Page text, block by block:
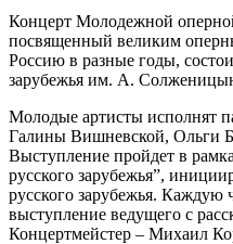
Концерт Молодежной
посвященный великим
Россию в разные годы,
зарубежья им. А.
Молодые артисты исполнят
Галины Вишневской, Ольги
Выступление пройдет в
русского зарубежья”,
русского зарубежья. Каждую
выступление ведущего с
Концертмейстер – Михаил